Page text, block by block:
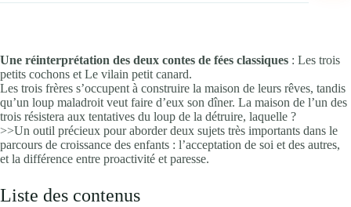
Une réinterprétation des deux contes de fées classiques : Les trois
petits cochons et Le vilain petit canard.
Les trois frères s’occupent à construire la maison de leurs rêves, tandis
qu’un loup maladroit veut faire d’eux son dîner. La maison de l’un des
trois résistera aux tentatives du loup de la détruire, laquelle ?
>>Un outil précieux pour aborder deux sujets très importants dans le
parcours de croissance des enfants : l’acceptation de soi et des autres,
et la différence entre proactivité et paresse.
Liste des contenus